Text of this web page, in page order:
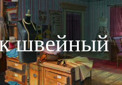
швейный